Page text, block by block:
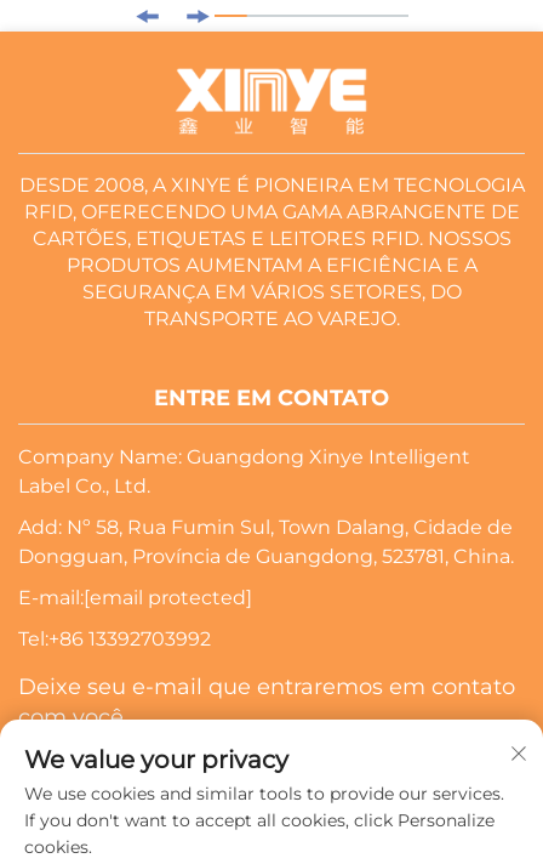
DESDE 2008, A XINYE É PIONEIRA EM TECNOLOGIA
RFID, OFERECENDO UMA GAMA ABRANGENTE DE
CARTÕES, ETIQUETAS E LEITORES RFID. NOSSOS
PRODUTOS AUMENTAM A EFICIÊNCIA E A
SEGURANÇA EM VÁRIOS SETORES, DO
TRANSPORTE AO VAREJO.
ENTRE EM CONTATO
Company Name: Guangdong Xinye Intelligent
Label Co., Ltd.
Add: Nº 58, Rua Fumin Sul, Town Dalang, Cidade de
Dongguan, Província de Guangdong, 523781, China.
E-mail:[email protected]
Tel:+86 13392703992
Deixe seu e-mail que entraremos em contato
com você
We value your privacy
We use cookies and similar tools to provide our services.
If you don't want to accept all cookies, click Personalize
cookies.